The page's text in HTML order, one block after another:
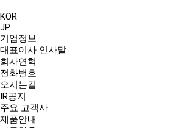
KOR
JP
기업정보
대표이사 인사말
회사연혁
전화번호
오시는길
IR공지
주요 고객사
제품안내